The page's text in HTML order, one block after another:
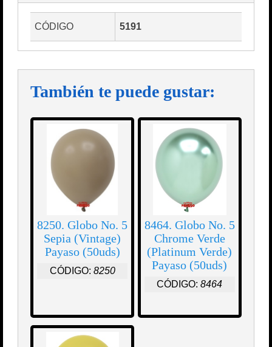
CÓDIGO 5191
También te puede gustar:
8250. Globo No. 5
Sepia (Vintage)
Payaso (50uds)
CÓDIGO: 8250
8464. Globo No. 5
Chrome Verde
(Platinum Verde)
Payaso (50uds)
CÓDIGO: 8464